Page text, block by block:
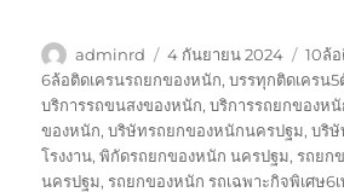
ผู้
เขียน
adminrd
เขียน
เมื่อ
4 กันยายน 2024
ป้าย
กำกับ
10ล้
6ล้อติดเครนรถยกของหนัก,บรรทุกติดเครน
บริการรถขนสงของหนัก,บริการรถยกของห
ของหนัก,บริษัทรถยกของหนักนครปฐม,บริษั
โรงงาน,พิกัดรถยกของหนัก นครปฐม,รถยก
นครปฐม,รถยกของหนัก รถเฉพาะกิจพิเศษ6